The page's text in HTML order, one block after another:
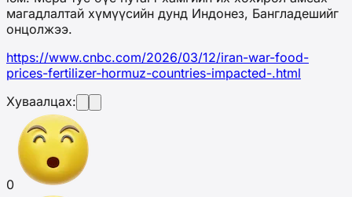
магадлалтай хүмүүсийн дунд Индонез, Бангладешийг
онцолжээ.
https://www.cnbc.com/2026/03/12/iran-war-food-
prices-fertilizer-hormuz-countries-impacted-.html
Хуваалцах:
0